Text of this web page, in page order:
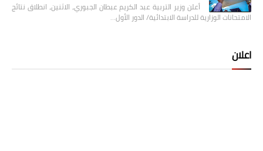
أعلن وزير التربية عبد الكريم عبطان الجبوري، الاثنين، انطلاق نتائج
الامتحانات الوزارية للدراسة الابتدائية/ الدور الأول…
اعلان